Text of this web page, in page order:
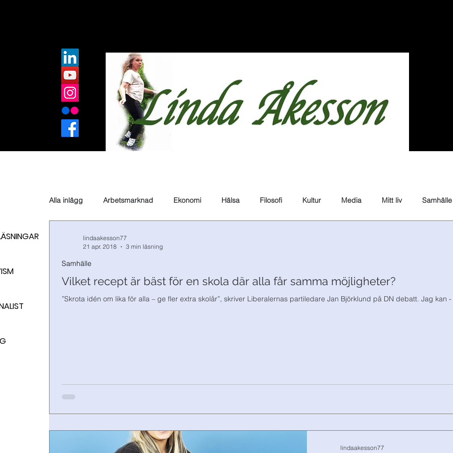
Alla inlägg Arbetsmarknad Ekonomi Hälsa Filosofi Kultur Media Mitt liv Samhälle
Förmyndarsamhället
Vilket recept är bäst för en skola där alla får samma möjligheter?
”Skrota idén om lika för alla – ge fler extra skolår”, skriver Liberalernas partiledare Jan Björklund på DN debatt. Jag kan -
Samhälle
lindaakesson77
21 apr. 2018
3 min läsning
lindaakesson77